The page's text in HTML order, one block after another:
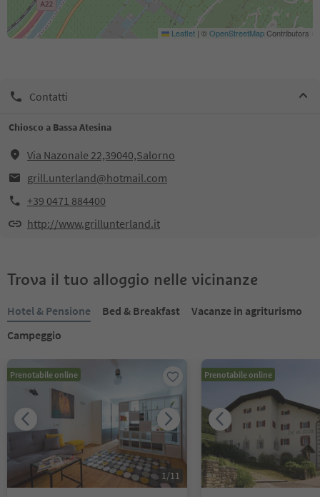
Leaflet | ©OpenStreetMapContributors
Contatti
Chiosco a Bassa Atesina
Via Nazonale 22,39040,Salorno
grill.unterland@hotmail.com
+39 0471 884400
http://www.grillunterland.it
Trova il tuo alloggio nelle vicinanze
Hotel & Pensione Bed & Breakfast
Vacanze in agriturismo
Campeggio
Prenotabile online
1/11
Prenotabile online